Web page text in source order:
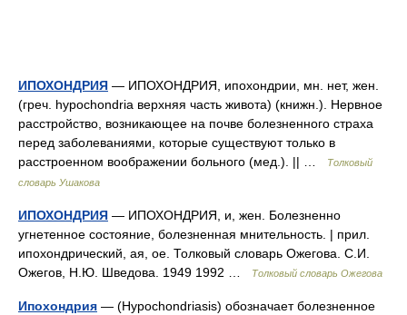
ИПОХОНДРИЯ — ИПОХОНДРИЯ, ипохондрии, мн. нет, жен.
(греч. hypochondria верхняя часть живота) (книжн.). Нервное
расстройство, возникающее на почве болезненного страха
перед заболеваниями, которые существуют только в
расстроенном воображении больного (мед.). || …
Толковый
словарь Ушакова
ИПОХОНДРИЯ — ИПОХОНДРИЯ, и, жен. Болезненно
угнетенное состояние, болезненная мнительность. | прил.
ипохондрический, ая, ое. Толковый словарь Ожегова. С.И.
Ожегов, Н.Ю. Шведова. 1949 1992 …
Толковый словарь Ожегова
Ипохондрия — (Hypochondriasis) обозначает болезненное